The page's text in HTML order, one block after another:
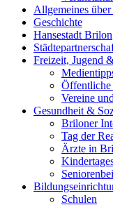
Allgemeines
Geschichte
Hansestadt Brilon
Freizeit, Jugend
Vereine
Gesundheit &
Briloner
Tag der
Ärzte in
Schulen